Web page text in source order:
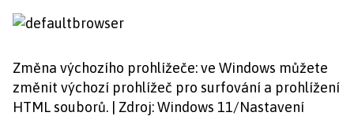
Změna výchozího prohlížeče: ve Windows můžete
změnit výchozí prohlížeč pro surfování a prohlížení
HTML souborů. | Zdroj: Windows 11/Nastavení